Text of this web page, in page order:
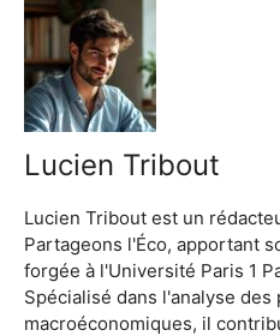
Lucien Tribout
Lucien Tribout est un
Partageons l'Éco, apportant
forgée à l'Université Paris 1
Spécialisé dans l'analyse des
macroéconomiques, il